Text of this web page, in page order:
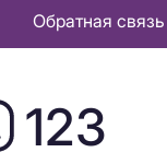
Обратная связь
123